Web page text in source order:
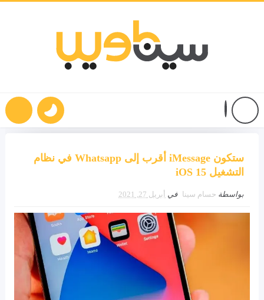
ستكون iMessage أقرب إلى Whatsapp في نظام
التشغيل iOS 15
بواسطة حسام سينا في أبريل 27, 2021